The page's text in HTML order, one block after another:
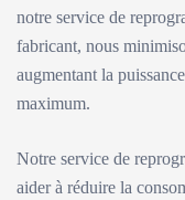
notre service de
fabricant, nous
augmentant la
maximum.
Notre service de
aider à réduire la